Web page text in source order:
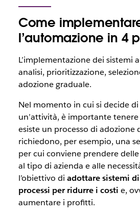
Come
l’automazione in 4
L’implementazione dei sistemi
analisi, prioritizzazione,
adozione graduale.
Nel momento in cui si decide
un’attività, è importante
esiste un processo di adozione
richiedono, per esempio, una
per cui conviene prendere
al tipo di azienda e alle
l’obiettivo di adottare sistemi
processi per ridurre i costi e,
aumentare i profitti.